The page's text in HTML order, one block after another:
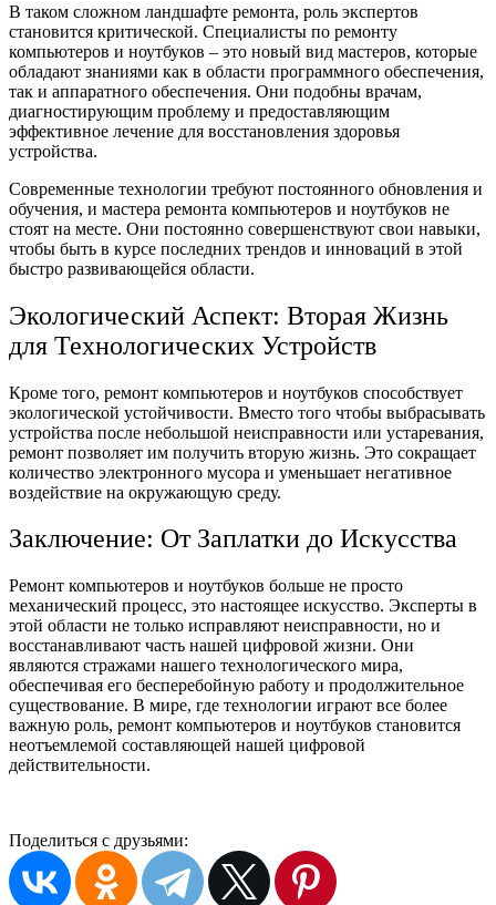
В таком сложном ландшафте ремонта, роль экспертов
становится критической. Специалисты по ремонту
компьютеров и ноутбуков – это новый вид мастеров, которые
обладают знаниями как в области программного обеспечения,
так и аппаратного обеспечения. Они подобны врачам,
диагностирующим проблему и предоставляющим
эффективное лечение для восстановления здоровья
устройства.
Современные технологии требуют постоянного обновления и
обучения, и мастера ремонта компьютеров и ноутбуков не
стоят на месте. Они постоянно совершенствуют свои навыки,
чтобы быть в курсе последних трендов и инноваций в этой
быстро развивающейся области.
Экологический Аспект: Вторая Жизнь
для Технологических Устройств
Кроме того, ремонт компьютеров и ноутбуков способствует
экологической устойчивости. Вместо того чтобы выбрасывать
устройства после небольшой неисправности или устаревания,
ремонт позволяет им получить вторую жизнь. Это сокращает
количество электронного мусора и уменьшает негативное
воздействие на окружающую среду.
Заключение: От Заплатки до Искусства
Ремонт компьютеров и ноутбуков больше не просто
механический процесс, это настоящее искусство. Эксперты в
этой области не только исправляют неисправности, но и
восстанавливают часть нашей цифровой жизни. Они
являются стражами нашего технологического мира,
обеспечивая его бесперебойную работу и продолжительное
существование. В мире, где технологии играют все более
важную роль, ремонт компьютеров и ноутбуков становится
неотъемлемой составляющей нашей цифровой
действительности.
Поделиться с друзьями: